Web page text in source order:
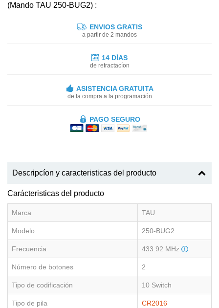
(Mando TAU 250-BUG2) :
ENVIOS GRATIS
a partir de 2 mandos
14 DÍAS
de retractacíon
ASISTENCIA GRATUITA
de la compra a la programación
PAGO SEGURO
Descripcíon y caracteristicas del producto
Carácteristicas del producto
Marca TAU
Modelo 250-BUG2
Frecuencia 433.92 MHz
Número de botones 2
Tipo de codificación 10 Switch
Tipo de pila CR2016